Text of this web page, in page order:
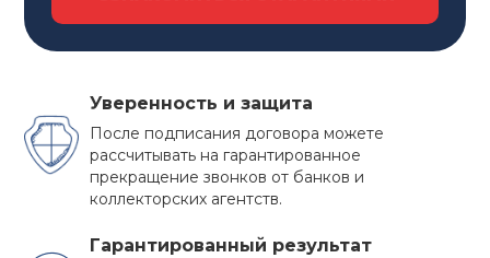
Уверенность и защита
После подписания договора можете
рассчитывать на гарантированное
прекращение звонков от банков и
коллекторских агентств.
Гарантированный результат